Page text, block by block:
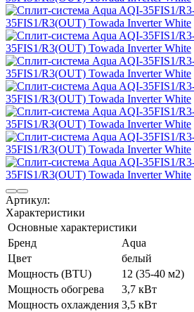
Артикул:
Характеристики
Основные характеристики
Бренд
Aqua
Цвет
белый
Мощность (BTU)
12 (35-40 м2)
Мощность обогрева
3,7 кВт
Мощность охлаждения 3,5 кВт